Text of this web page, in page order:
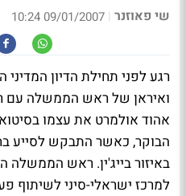
שי פאוזנר |
09/01/2007 10:24
רגע לפני תחילת הדיון
ואיראן של ראש הממשלה עם
אהוד אולמרט את עצמו
הבוקר, כאשר התבקש לסייע
באיזור בייג'ין. ראש הממשלה
למרכז ישראלי-סיני לשיתוף